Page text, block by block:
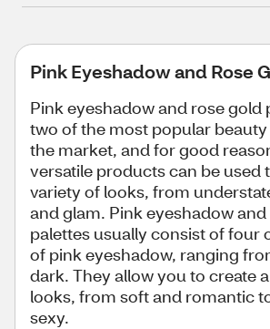
Pink Eyeshadow and Rose
Pink eyeshadow and rose gold
two of the most popular
the market, and for good
versatile products can be used
variety of looks, from
and glam. Pink eyeshadow
palettes usually consist of four
of pink eyeshadow, ranging
dark. They allow you to create
looks, from soft and romantic
sexy.